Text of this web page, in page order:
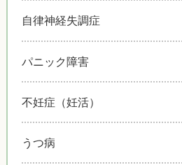
自律神経失調症
パニック障害
不妊症（妊活）
うつ病